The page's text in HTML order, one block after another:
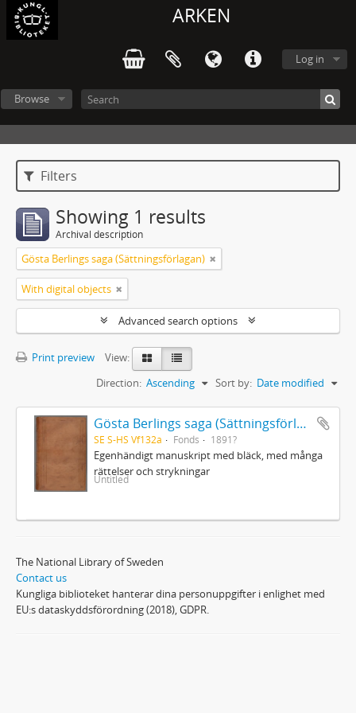
ARKEN
Log in
Browse
Filters
Showing 1 results
Archival description
Gösta Berlings saga (Sättningsförlagan)
With digital objects
Advanced search options
Print preview
View:
Sort by: Date modified
Direction: Ascending
Gösta Berlings saga (Sättningsförlagan)
SE S-HS Vf132a Fonds 1891?
Egenhändigt manuskript med bläck, med många
rättelser och strykningar
Untitled
The National Library of Sweden
Contact us
Kungliga biblioteket hanterar dina personuppgifter i enlighet med
EU:s dataskyddsförordning (2018), GDPR.